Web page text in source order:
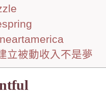
立被動收入不是夢